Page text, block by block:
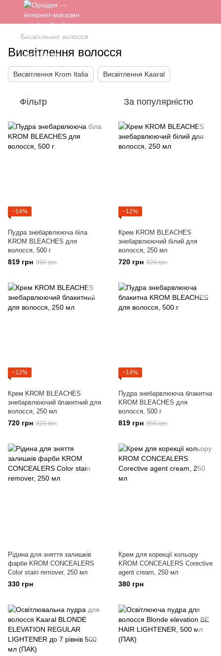
Висвітлення волосся
Висвітлення волосся
Висвітлення Krom Italia Висвітлення Kaaral
Фільтр За популярністю
−14%
Пудра знебарвлююча біла
KROM BLEACHES для
волосся, 500 г
819 грн 950 грн
−12%
Крем KROM BLEACHES
знебарвлюючий білий для
волосся, 250 мл
720 грн 820 грн
−12%
Крем KROM BLEACHES
знебарвлюючий блакитний для
волосся, 250 мл
720 грн 820 грн
−14%
Пудра знебарвлююча блакитна
KROM BLEACHES для
волосся, 500 г
819 грн 950 грн
Рідина для зняття залишків
фарби KROM CONCEALERS
Color stain remover, 250 мл
330 грн
Крем для корекції кольору
KROM CONCEALERS Corective
agent cream, 250 мл
380 грн